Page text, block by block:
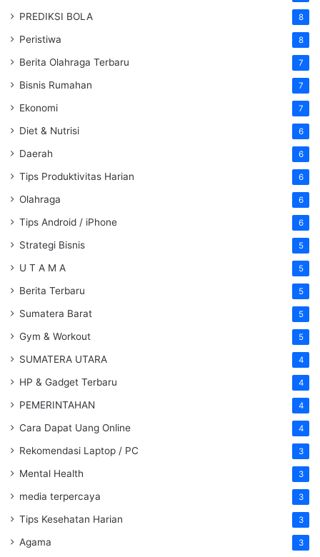
PREDIKSI BOLA 8
Peristiwa 8
Berita Olahraga Terbaru 7
Bisnis Rumahan 7
Ekonomi 7
Diet & Nutrisi 6
Daerah 6
Tips Produktivitas Harian 6
Olahraga 6
Tips Android / iPhone 6
Strategi Bisnis 5
U T A M A 5
Berita Terbaru 5
Sumatera Barat 5
Gym & Workout 5
SUMATERA UTARA 4
HP & Gadget Terbaru 4
PEMERINTAHAN 4
Cara Dapat Uang Online 4
Rekomendasi Laptop / PC 3
Mental Health 3
media terpercaya 3
Tips Kesehatan Harian 3
Agama 3